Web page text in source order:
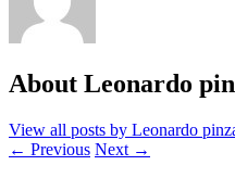
About Leonardo
View all posts by Leonardo
← Previous Next →